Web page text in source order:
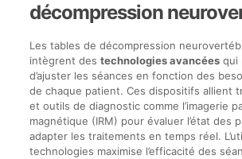
décompression
Les tables de décompression
intègrent des technologies avancéesqui
d’ajuster les séances en fonction des
de chaque patient. Ces dispositifs allient
et outils de diagnostic comme l’imagerie
magnétique (IRM) pour évaluer l’état des
adapter les traitements en temps réel.
technologies maximise l’efficacité des